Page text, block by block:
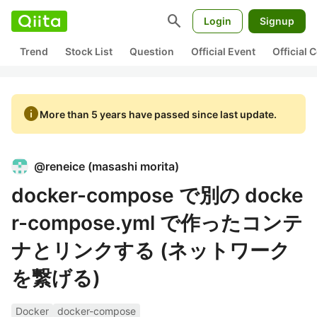
search Login Signup
Trend Stock List Question Official Event Official
infoMore than 5 years have passed since last update.
@reneice (masashi morita)
docker-compose で別の docke
r-compose.yml で作ったコンテ
ナとリンクする (ネットワーク
を繋げる)
Docker docker-compose